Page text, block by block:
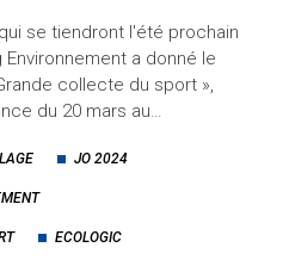
se tiendront l'été prochain
a donné le
collecte du sport »,
du 20 mars au…
JO 2024
ECOLOGIC